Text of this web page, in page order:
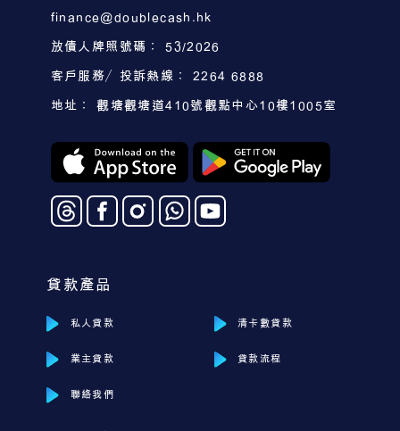
finance@doublecash.hk
放債人牌照號碼： 53/2026
客戶服務／投訴熱線： 2264 6888
地址： 觀塘觀塘道410號觀點中心10樓1005室
貸款產品
私人貸款 清卡數貸款
業主貸款 貸款流程
聯絡我們